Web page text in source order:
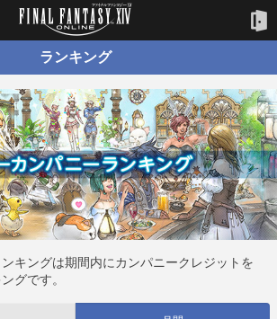
ランキング
キングは期間内にカンパニークレジットを
グです。